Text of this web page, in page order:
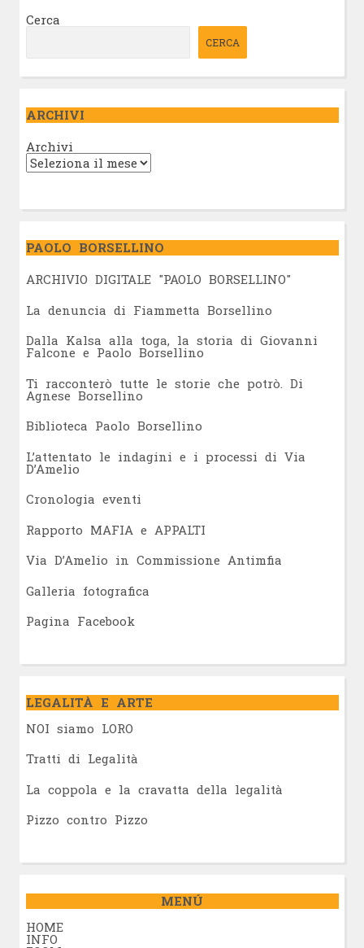
Cerca
CERCA
ARCHIVI
Archivi
PAOLO BORSELLINO
ARCHIVIO DIGITALE "PAOLO BORSELLINO"
La denuncia di Fiammetta Borsellino
Dalla Kalsa alla toga, la storia di Giovanni
Falcone e Paolo Borsellino
Ti racconterò tutte le storie che potrò. Di
Agnese Borsellino
Biblioteca Paolo Borsellino
L’attentato le indagini e i processi di Via
D’Amelio
Cronologia eventi
Rapporto MAFIA e APPALTI
Via D’Amelio in Commissione Antimfia
Galleria fotografica
Pagina Facebook
LEGALITÀ E ARTE
NOI siamo LORO
Tratti di Legalità
La coppola e la cravatta della legalità
Pizzo contro Pizzo
MENÚ
HOME
INFO